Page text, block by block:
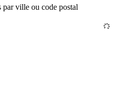
par ville ou code postal